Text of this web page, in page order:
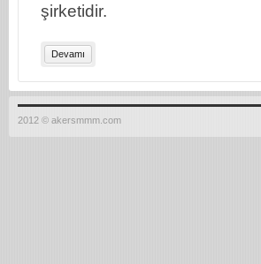
şirketidir.
Devamı
2012 © akersmmm.com